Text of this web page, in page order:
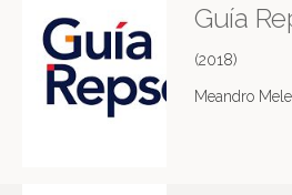
Guía
(2018)
Meandro